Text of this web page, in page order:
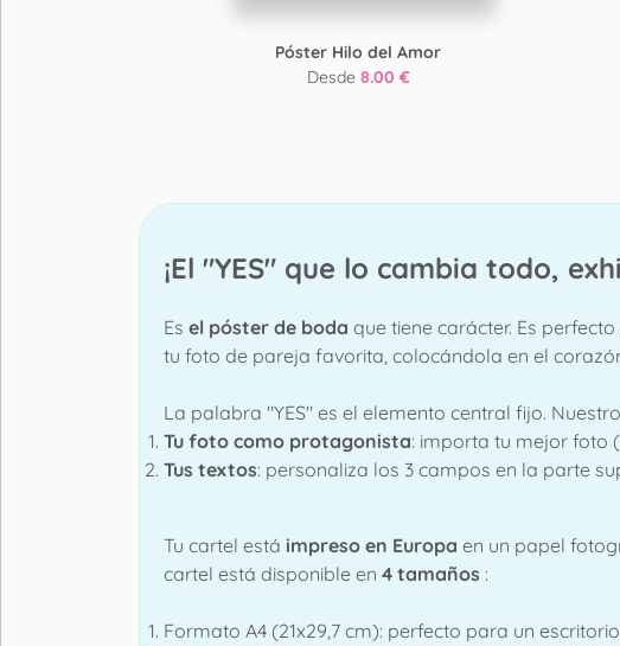
Póster Hilo del Amor
Desde 8.00 €
¡El "YES" que lo cambia todo,
Es el póster de boda que tiene carácter. Es
tu foto de pareja favorita, colocándola en el
La palabra "YES" es el elemento central fijo.
Tu foto como protagonista: importa tu mejor foto
Tus textos: personaliza los 3 campos en la parte
Tu cartel está impreso en Europa en un papel
cartel está disponible en 4 tamaños :
Formato A4 (21x29,7 cm): perfecto para un